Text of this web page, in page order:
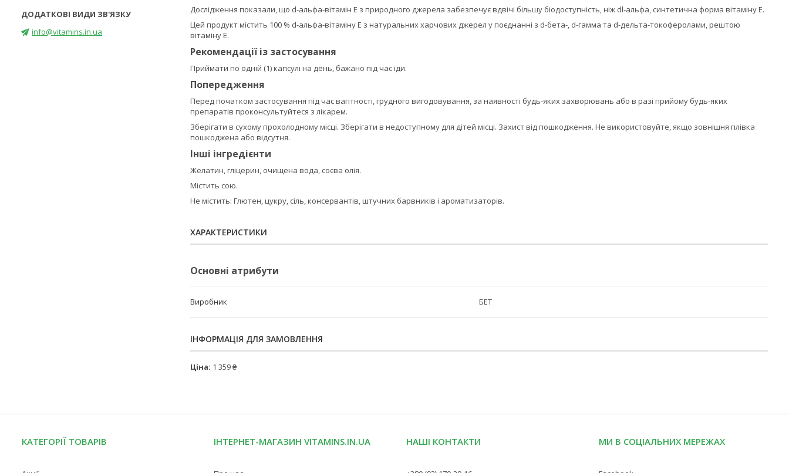
Дослідження показали, що d-альфа-вітамін E з природного джерела забезпечує вдвічі більшу біодоступність, ніж dl-альфа, синтетична форма вітаміну E.
Цей продукт містить 100 % d-альфа-вітаміну E з натуральних харчових джерел у поєднанні з d-бета-, d-гамма та d-дельта-токоферолами, рештою
вітаміну E.
Рекомендації із застосування
Приймати по одній (1) капсулі на день, бажано під час їди.
Попередження
Перед початком застосування під час вагітності, грудного вигодовування, за наявності будь-яких захворювань або в разі прийому будь-яких
препаратів проконсультуйтеся з лікарем.
Зберігати в сухому прохолодному місці. Зберігати в недоступному для дітей місці. Захист від пошкодження. Не використовуйте, якщо зовнішня плівка
пошкоджена або відсутня.
Інші інгредієнти
Желатин, гліцерин, очищена вода, соєва олія.
Містить сою.
Не містить: Глютен, цукру, сіль, консервантів, штучних барвників і ароматизаторів.
ХАРАКТЕРИСТИКИ
Основні атрибути
Виробник БЕТ
ІНФОРМАЦІЯ ДЛЯ ЗАМОВЛЕННЯ
Ціна: 1 359 ₴
info@vitamins.in.ua
КАТЕГОРІЇ ТОВАРІВ ІНТЕРНЕТ-МАГАЗИН VITAMINS.IN.UA НАШІ КОНТАКТИ МИ В СОЦІАЛЬНИХ МЕРЕЖАХ